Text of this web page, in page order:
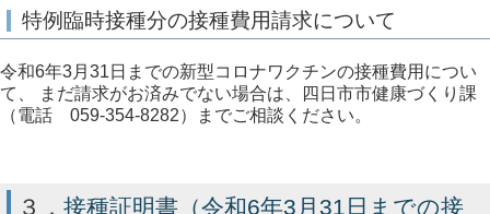
特例臨時接種分の接種費用請求について
令和6年3月31日までの新型コロナワクチンの接種費用につい
て、 まだ請求がお済みでない場合は、四日市市健康づくり課
（電話 059-354-8282）までご相談ください。
３． 接種証明書（令和6年3月31日までの接